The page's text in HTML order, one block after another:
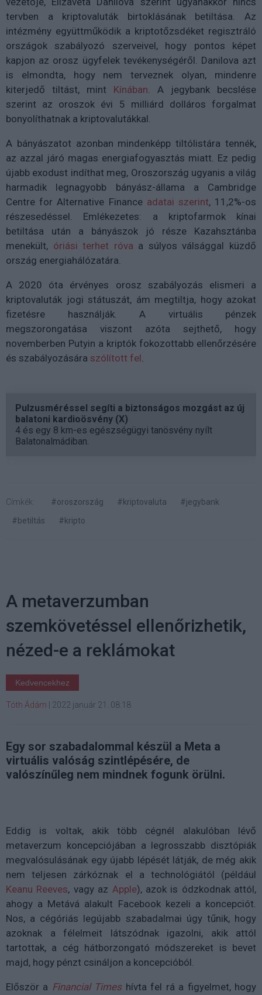
tervben a kriptovaluták birtoklásának betiltása. Az
intézmény együttműködik a kriptotőzsdéket regisztráló
országok szabályozó szerveivel, hogy pontos képet
kapjon az orosz ügyfelek tevékenységéről. Danilova azt
is elmondta, hogy nem terveznek olyan, mindenre
kiterjedő tiltást, mint Kínában. A jegybank becslése
szerint az oroszok évi 5 milliárd dolláros forgalmat
bonyolíthatnak a kriptovalutákkal.
A bányászatot azonban mindenképp tiltólistára tennék,
az azzal járó magas energiafogyasztás miatt. Ez pedig
újabb exodust indíthat meg, Oroszország ugyanis a világ
harmadik legnagyobb bányász-állama a Cambridge
Centre for Alternative Finance adatai szerint, 11,2%-os
részesedéssel. Emlékezetes: a kriptofarmok kínai
betiltása után a bányászok jó része Kazahsztánba
menekült, óriási terhet róva a súlyos válsággal küzdő
ország energiahálózatára.
A 2020 óta érvényes orosz szabályozás elismeri a
kriptovaluták jogi státuszát, ám megtiltja, hogy azokat
fizetésre használják. A virtuális pénzek
megszorongatása viszont azóta sejthető, hogy
novemberben Putyin a kriptók fokozottabb ellenőrzésére
és szabályozására szólított fel.
Pulzusméréssel segíti a biztonságos mozgást az új
balatoni kardioösvény (X)
4 és egy 8 km-es egészségügyi tanösvény nyílt
Balatonalmádiban.
Címkék: #oroszország #kriptovaluta
#jegybank
#betiltás
#kripto
A metaverzumban
szemkövetéssel ellenőrizhetik,
nézed-e a reklámokat
Kedvencekhez
Tóth Ádám 2022 január 21. 08:18
Egy sor szabadalommal készül a Meta a
virtuális valóság szintlépésére, de
valószínűleg nem mindnek fogunk örülni.
Eddig is voltak, akik több cégnél alakulóban lévő
metaverzum koncepciójában a legrosszabb disztópiák
megvalósulásának egy újabb lépését látják, de még akik
nem teljesen zárkóznak el a technológiától (például
Keanu Reeves, vagy az Apple), azok is ódzkodnak attól,
ahogy a Metává alakult Facebook kezeli a koncepciót.
Nos, a cégóriás legújabb szabadalmai úgy tűnik, hogy
azoknak a félelmeit látszódnak igazolni, akik attól
tartottak, a cég hátborzongató módszereket is bevet
majd, hogy pénzt csináljon a koncepcióból.
Először a Financial Times hívta fel rá a figyelmet, hogy